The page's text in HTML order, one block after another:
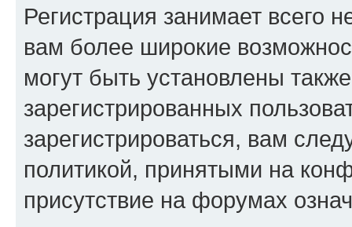
Регистрация занимает всего
вам более широкие
могут быть установлены
зарегистрированных
зарегистрироваться, вам
политикой, принятыми на
присутствие на форумах